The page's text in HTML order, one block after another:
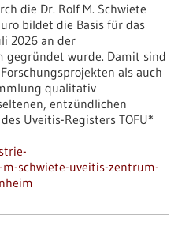
die Dr. Rolf M. Schwiete
bildet die Basis für das
2026 an der
gegründet wurde. Damit sind
als auch
qualitativ
entzündlichen
Uveitis-Registers TOFU*
schwiete-uveitis-zentrum-